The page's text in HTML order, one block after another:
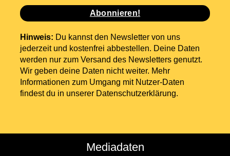
Hinweis: Du kannst den Newsletter von uns
jederzeit und kostenfrei abbestellen. Deine Daten
werden nur zum Versand des Newsletters genutzt.
Wir geben deine Daten nicht weiter. Mehr
Informationen zum Umgang mit Nutzer-Daten
findest du in unserer Datenschutzerklärung.
Mediadaten